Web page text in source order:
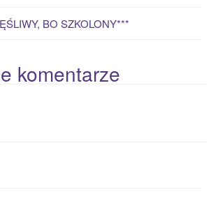
BO SZKOLONY***
komentarze